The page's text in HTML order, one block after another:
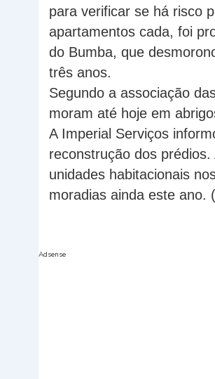
para verificar se há risco
apartamentos cada, foi
do Bumba, que
três anos.
Segundo a associação
moram até hoje em
A Imperial Serviços
reconstrução dos
unidades habitacionais
moradias ainda este ano.
Adsense